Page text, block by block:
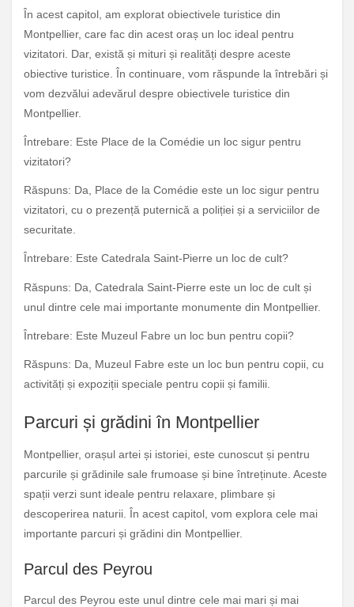
În acest capitol, am explorat obiectivele turistice din
Montpellier, care fac din acest oraș un loc ideal pentru
vizitatori. Dar, există și mituri și realități despre aceste
obiective turistice. În continuare, vom răspunde la întrebări și
vom dezvălui adevărul despre obiectivele turistice din
Montpellier.
Întrebare: Este Place de la Comédie un loc sigur pentru
vizitatori?
Răspuns: Da, Place de la Comédie este un loc sigur pentru
vizitatori, cu o prezență puternică a poliției și a serviciilor de
securitate.
Întrebare: Este Catedrala Saint-Pierre un loc de cult?
Răspuns: Da, Catedrala Saint-Pierre este un loc de cult și
unul dintre cele mai importante monumente din Montpellier.
Întrebare: Este Muzeul Fabre un loc bun pentru copii?
Răspuns: Da, Muzeul Fabre este un loc bun pentru copii, cu
activități și expoziții speciale pentru copii și familii.
Parcuri și grădini în Montpellier
Montpellier, orașul artei și istoriei, este cunoscut și pentru
parcurile și grădinile sale frumoase și bine întreținute. Aceste
spații verzi sunt ideale pentru relaxare, plimbare și
descoperirea naturii. În acest capitol, vom explora cele mai
importante parcuri și grădini din Montpellier.
Parcul des Peyrou
Parcul des Peyrou este unul dintre cele mai mari și mai